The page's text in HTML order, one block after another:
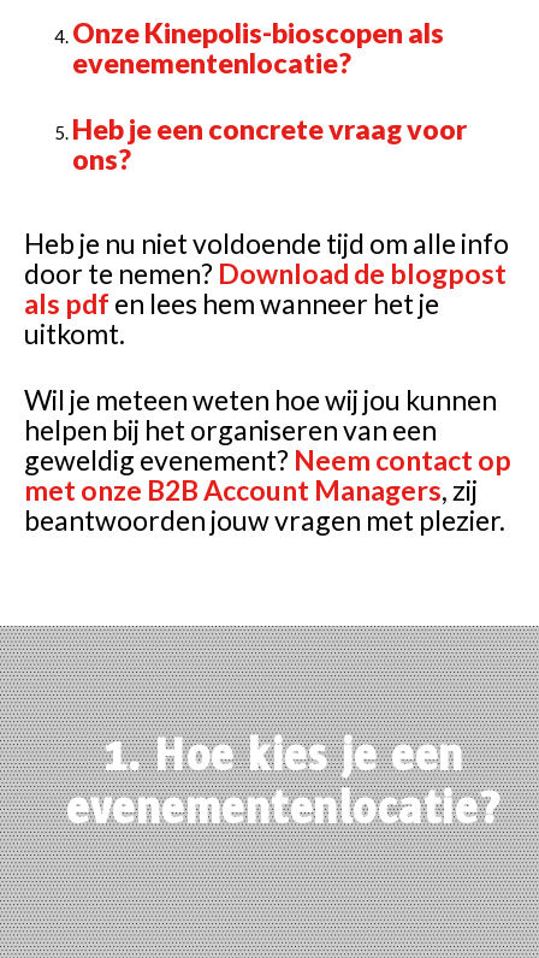
Onze Kinepolis-bioscopen als
evenementenlocatie?
Heb je een concrete vraag voor
ons?
Heb je nu niet voldoende tijd om alle info
door te nemen? Download de blogpost
als pdf en lees hem wanneer het je
uitkomt.
Wil je meteen weten hoe wij jou kunnen
helpen bij het organiseren van een
geweldig evenement? Neem contact op
met onze B2B Account Managers, zij
beantwoorden jouw vragen met plezier.
1. Hoe kies je een
evenementenlocatie?